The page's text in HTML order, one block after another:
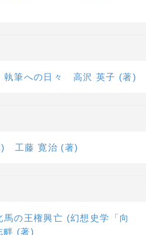
執筆への日々 高沢 英子 (著)
) 工藤 寛治 (著)
の王権興亡 (幻想史学「向
畔 (著)